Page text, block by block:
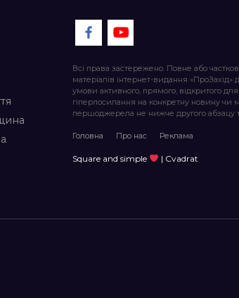
Всі права застережено. Повне або
матеріалів інтернет-видання «ПроЗахід»
умови активного, прямого, відкритого
гіперпосилання на конкретну новину чи
першоджерела не нижче другого абзацу
Головна Про нас Реклама
Square and simple | Cvadrat